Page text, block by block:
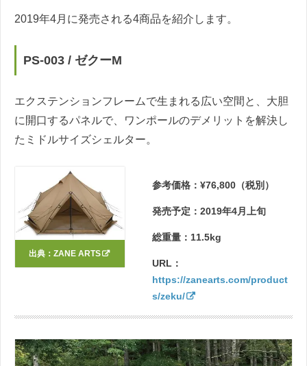
2019年4月に発売される4商品を紹介します。
PS-003 / ゼクーM
エクステンションフレームで生まれる広い空間と、大胆
に開口するパネルで、ワンポールのデメリットを解決し
たミドルサイズシェルター。
出典： ZANE ARTS
参考価格：¥76,800（税別）
発売予定：2019年4月上旬
総重量：11.5kg
URL：
https://zanearts.com/product
s/zeku/